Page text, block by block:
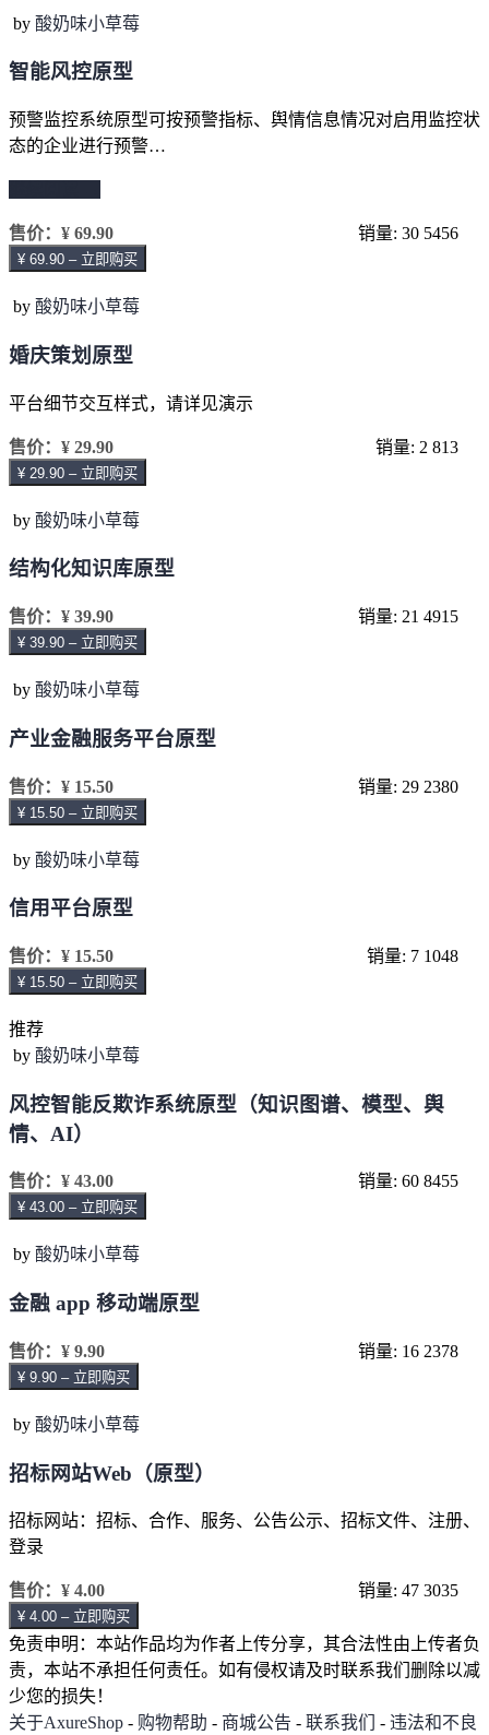
by 酸奶味小草莓
智能风控原型
预警监控系统原型可按预警指标、舆情信息情况对启用监控状
态的企业进行预警…
售价： ¥ 69.90 销量: 30 5456
¥ 69.90 – 立即购买
by 酸奶味小草莓
婚庆策划原型
平台细节交互样式，请详见演示
售价： ¥ 29.90 销量: 2 813
¥ 29.90 – 立即购买
by 酸奶味小草莓
结构化知识库原型
售价： ¥ 39.90 销量: 21 4915
¥ 39.90 – 立即购买
by 酸奶味小草莓
产业金融服务平台原型
售价： ¥ 15.50 销量: 29 2380
¥ 15.50 – 立即购买
by 酸奶味小草莓
信用平台原型
售价： ¥ 15.50 销量: 7 1048
¥ 15.50 – 立即购买
推荐
by 酸奶味小草莓
风控智能反欺诈系统原型（知识图谱、模型、舆
情、AI）
售价： ¥ 43.00 销量: 60 8455
¥ 43.00 – 立即购买
by 酸奶味小草莓
金融 app 移动端原型
售价： ¥ 9.90 销量: 16 2378
¥ 9.90 – 立即购买
by 酸奶味小草莓
招标网站Web（原型）
招标网站：招标、合作、服务、公告公示、招标文件、注册、
登录
售价： ¥ 4.00 销量: 47 3035
¥ 4.00 – 立即购买
免责申明：本站作品均为作者上传分享，其合法性由上传者负
责，本站不承担任何责任。如有侵权请及时联系我们删除以减
少您的损失！
关于AxureShop - 购物帮助 - 商城公告 - 联系我们 - 违法和不良